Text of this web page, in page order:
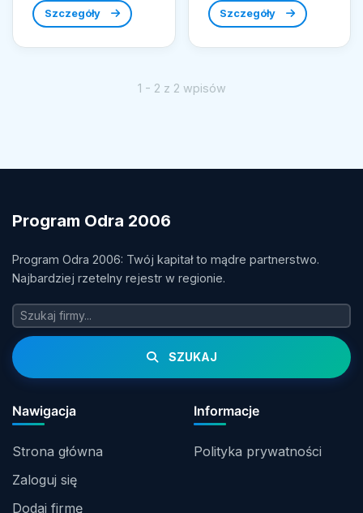
kompleksowe wsparcie
upraw...
Szczegóły
kompleksowym...
Szczegóły
1 - 2 z 2 wpisów
Program Odra 2006
Program Odra 2006: Twój kapitał to mądre partnerstwo.
Najbardziej rzetelny rejestr w regionie.
SZUKAJ
Nawigacja
Strona główna
Zaloguj się
Dodaj firmę
Informacje
Polityka prywatności